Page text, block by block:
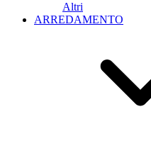
Altri
ARREDAMENTO